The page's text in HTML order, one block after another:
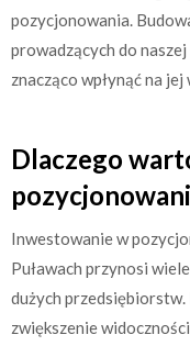
pozycjonowania.
prowadzących do
znacząco wpłynąć na jej
Dlaczego
Inwestowanie w
Puławach przynosi
dużych
zwiększenie